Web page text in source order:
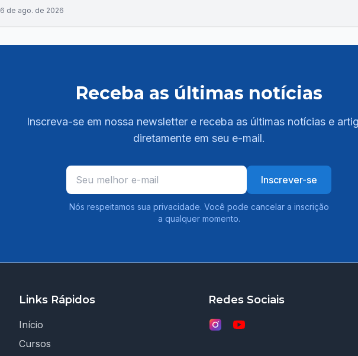
6 de ago. de 2026
Receba as últimas notícias
Inscreva-se em nossa newsletter e receba as últimas notícias e
diretamente em seu e-mail.
Inscrever-se
Nós respeitamos sua privacidade. Você pode cancelar a inscrição
a qualquer momento.
Links Rápidos
Início
Cursos
Redes Sociais